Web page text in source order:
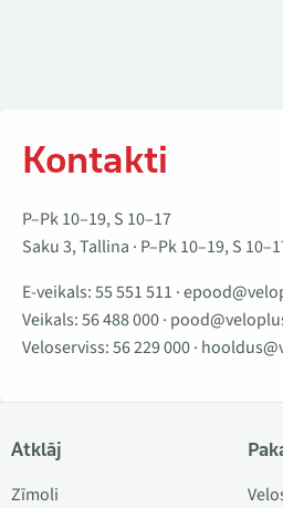
Kontakti
P–Pk 10–19, S 10–17
Saku 3, Tallina · P–Pk 10–19, S
E-veikals:55 551 511 ·
Veikals:56 488 000·
Veloserviss:56 229 000·
Atklāj
Zīmoli